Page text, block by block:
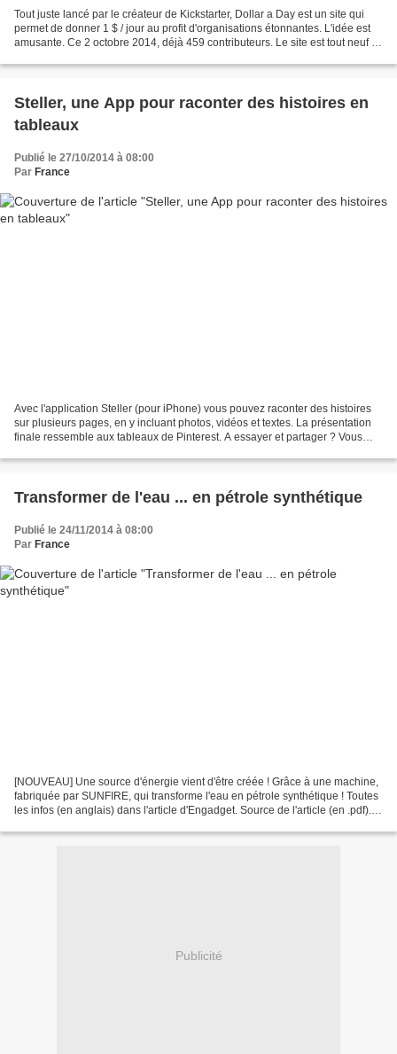
Tout juste lancé par le créateur de Kickstarter, Dollar a Day est un site qui
permet de donner 1 $ / jour au profit d'organisations étonnantes. L'idée est
amusante. Ce 2 octobre 2014, déjà 459 contributeurs. Le site est tout neuf !
Steller, une App pour raconter des histoires en
tableaux
Publié le 27/10/2014 à 08:00
Par France
Avec l'application Steller (pour iPhone) vous pouvez raconter des histoires
sur plusieurs pages, en y incluant photos, vidéos et textes. La présentation
finale ressemble aux tableaux de Pinterest. A essayer et partager ? Vous
Transformer de l'eau ... en pétrole synthétique
Publié le 24/11/2014 à 08:00
Par France
[NOUVEAU] Une source d'énergie vient d'être créée ! Grâce à une machine,
fabriquée par SUNFIRE, qui transforme l'eau en pétrole synthétique ! Toutes
les infos (en anglais) dans l'article d'Engadget. Source de l'article (en .pdf).
Publicité